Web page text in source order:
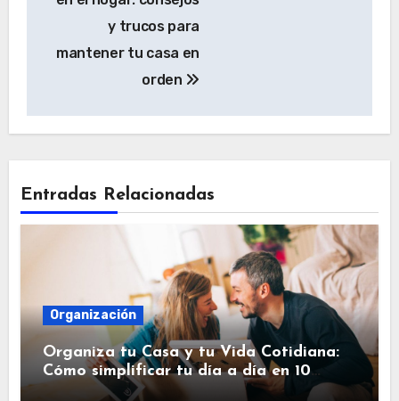
entradasy trucos para
mantener tu casa en
orden
Entradas Relacionadas
Organización
Organiza tu Casa y tu Vida Cotidiana:
Cómo simplificar tu día a día en 10